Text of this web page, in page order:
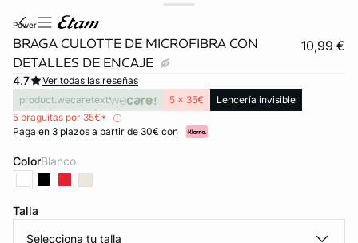
power
BRAGA CULOTTE DE MICROFIBRA CON
DETALLES DE ENCAJE
10,99 €
4.7
Ver todas las reseñas
product.wecaretext
5 x 35€
Lencería invisible
5 braguitas por 35€*
Paga en 3 plazos a partir de 30€ con
Color blanco
Talla
Selecciona tu talla